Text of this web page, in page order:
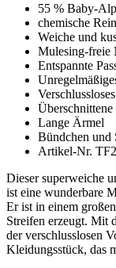
55 % Baby-
chemische
Weiche und
Mulesing-freie
Entspannte
Überschnittene
Lange Ärmel
Bündchen und
Artikel-Nr.
Dieser superweiche
ist eine wunderbare
Er ist in einem
Streifen erzeugt. Mit
der verschlusslosen
Kleidungsstück, das